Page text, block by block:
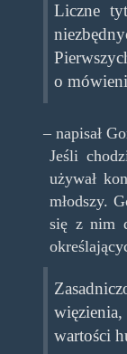
Liczne
o
– napisał
Jeśli
używał
młodszy.
się z nim
wartości